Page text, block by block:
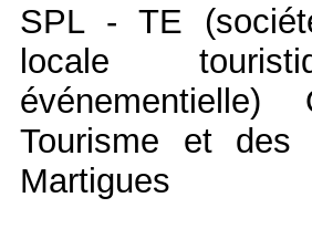
SPL - TE
locale
Tourisme et des
Martigues